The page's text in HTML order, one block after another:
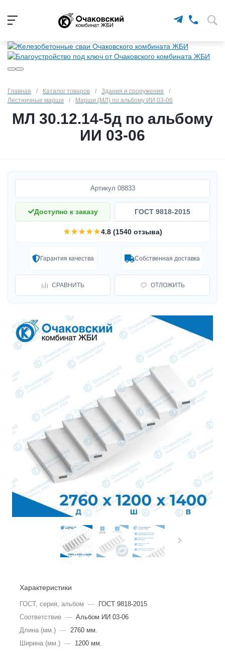
Главная / Каталог товаров / Здания и сооружения
/
Лестничные марши
/ Марши (МЛ) по альбому ИИ 03-06
МЛ 30.12.14-5д по альбому
ИИ 03-06
Артикул 08833
Доступно к заказу ГОСТ 9818-2015
★★★★★4.8 (1540 отзыва)
Гарантия качества Собственная доставка
СРАВНИТЬ ОТЛОЖИТЬ
Характеристики
ГОСТ, серия, альбом —
ГОСТ 9818-2015
Соответствие — Альбом ИИ 03-06
Длина (мм.) — 2760 мм.
Ширина (мм.) — 1200 мм.